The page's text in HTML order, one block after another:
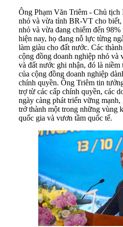
Ông Phạm Văn Triêm - Chủ tịch
nhỏ và vừa tỉnh BR-VT cho biết,
nhỏ và vừa đang chiếm đến
hiện nay, họ đang nỗ lực từng
làm giàu cho đất nước. Các
cộng đồng doanh nghiệp nhỏ và
và đất nước ghi nhận, đó là
của cộng đồng doanh nghiệp
chính quyền. Ông Triêm tin
trợ từ các cấp chính quyền, các
ngày càng phát triển vững
trở thành một trong những vùng
quốc gia và vươn tầm quốc tế.